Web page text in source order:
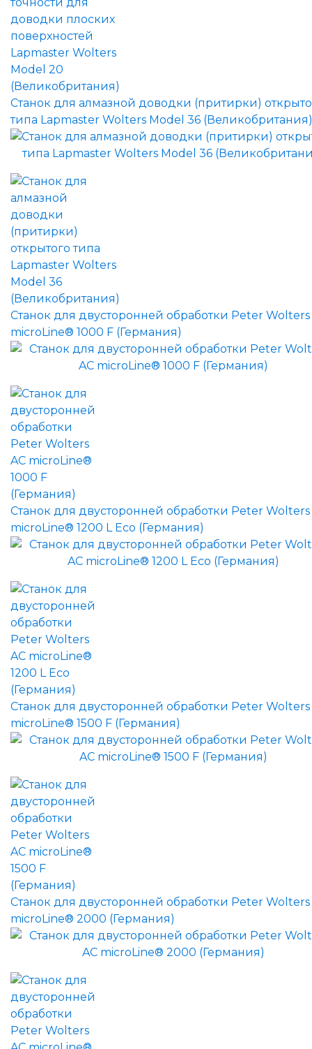
Станок для алмазной доводки (притирки)
типа Lapmaster Wolters Model 36 (Великобритания)
Станок для двусторонней обработки Peter Wolters
microLine® 1000 F (Германия)
Станок для двусторонней обработки Peter Wolters
microLine® 1200 L Eco (Германия)
Станок для двусторонней обработки Peter Wolters
microLine® 1500 F (Германия)
Станок для двусторонней обработки Peter Wolters
microLine® 2000 (Германия)